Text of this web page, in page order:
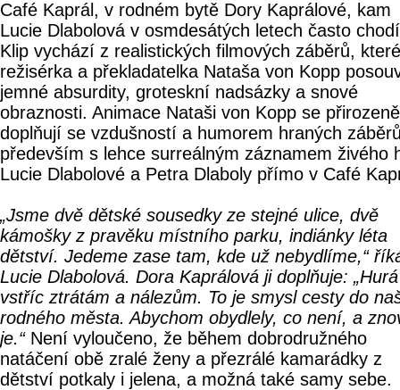
Café Kaprál, v rodném bytě Dory Kaprálové, kam
Lucie Dlabolová v osmdesátých letech často
Klip vychází z realistických filmových záběrů, které
režisérka a překladatelka Nataša von Kopp
jemné absurdity, groteskní nadsázky a snové
obraznosti. Animace Nataši von Kopp se přirozeně
doplňují se vzdušností a humorem hraných
především s lehce surreálným záznamem živého
Lucie Dlabolové a Petra Dlaboly přímo v Café
„Jsme dvě dětské sousedky ze stejné ulice, dvě
kámošky z pravěku místního parku, indiánky léta
dětství. Jedeme zase tam, kde už nebydlíme,“
Lucie Dlabolová. Dora Kaprálová ji doplňuje: „Hurá
vstříc ztrátám a nálezům. To je smysl cesty do
rodného města. Abychom obydlely, co není, a
je.“Není vyloučeno, že během dobrodružného
natáčení obě zralé ženy a přezrálé kamarádky z
dětství potkaly i jelena, a možná také samy sebe.